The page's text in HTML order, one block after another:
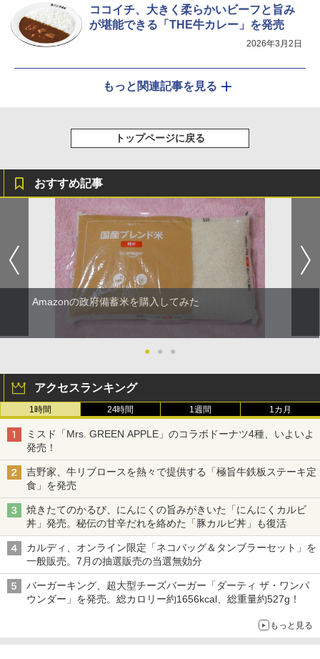
ココイチ、大きく柔らかいビーフと旨み
が堪能できる「THE牛カレー」を発売
2026年3月2日
もっと関連記事を見る
トップページに戻る
おすすめ記事
Amazonの政府備蓄米を購入してみた
● ● ●
アクセスランキング
1時間 24時間 1週間 1カ月
ミスド「Mrs. GREEN APPLE」のコラボドーナツ4種、いよいよ
発売！
吉野家、牛リブロースを熱々で提供する「極旨牛鉄板ステーキ定
食」を発売
焼きたてのかるび、にんにくの旨みがきいた「にんにくカルビ
丼」発売。秘伝の甘辛だれを絡めた「豚カルビ丼」も復活
カルディ、オンライン限定「ネコバッグ＆タンブラーセット」を
一般販売。7月の抽選販売の当選無効分
バーガーキング、超大型チーズバーガー「ダーティ ザ・ワンパ
ウンダー」を発売。総カロリー約1656kcal、総重量約527g！
もっと見る